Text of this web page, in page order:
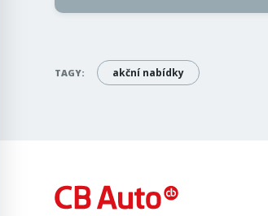
TAGY: akční nabídky